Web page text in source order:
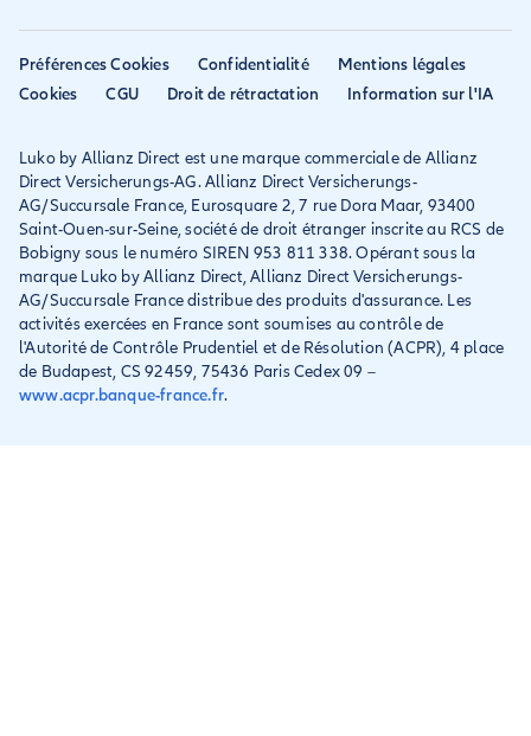
Résilier ancien assureur
Eurofil rejoint Allianz
Conditions générales et
IPID
Préférences Cookies Confidentialité
Mentions légales
Cookies
CGU Droit de rétractation Information sur l'IA
Luko by Allianz Direct est une marque commerciale de Allianz
Direct Versicherungs-AG. Allianz Direct Versicherungs-
AG/Succursale France, Eurosquare 2, 7 rue Dora Maar, 93400
Saint-Ouen-sur-Seine, société de droit étranger inscrite au RCS de
Bobigny sous le numéro SIREN 953 811 338. Opérant sous la
marque Luko by Allianz Direct, Allianz Direct Versicherungs-
AG/Succursale France distribue des produits d'assurance. Les
activités exercées en France sont soumises au contrôle de
l'Autorité de Contrôle Prudentiel et de Résolution (ACPR), 4 place
de Budapest, CS 92459, 75436 Paris Cedex 09 –
www.acpr.banque-france.fr.